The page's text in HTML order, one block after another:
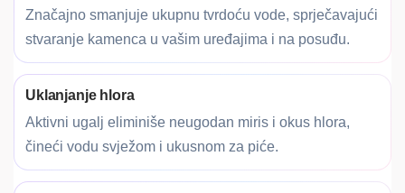
Značajno smanjuje ukupnu tvrdoću vode, sprječavajući
stvaranje kamenca u vašim uređajima i na posuđu.
Uklanjanje hlora
Aktivni ugalj eliminiše neugodan miris i okus hlora,
čineći vodu svježom i ukusnom za piće.